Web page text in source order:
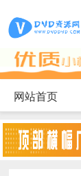
网站首页